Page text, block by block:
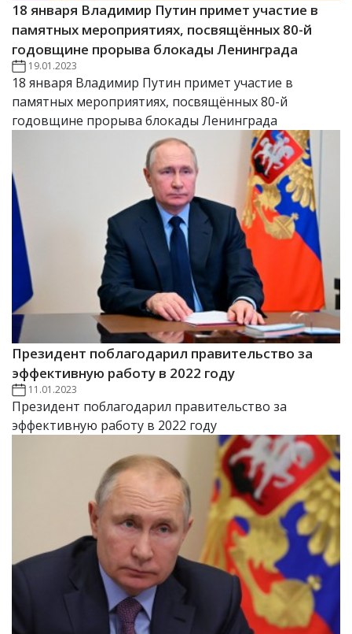
18 января Владимир Путин примет участие в
памятных мероприятиях, посвящённых 80-й
годовщине прорыва блокады Ленинграда
19.01.2023
18 января Владимир Путин примет участие в
памятных мероприятиях, посвящённых 80-й
годовщине прорыва блокады Ленинграда
Президент поблагодарил правительство за
эффективную работу в 2022 году
11.01.2023
Президент поблагодарил правительство за
эффективную работу в 2022 году